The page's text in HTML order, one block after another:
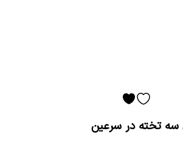
سه تخته در سرعین